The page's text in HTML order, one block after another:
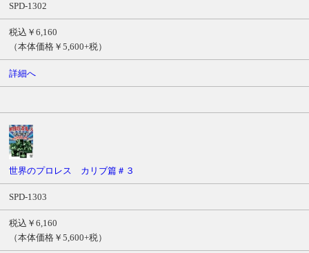
SPD-1302
税込￥6,160
（本体価格￥5,600+税）
詳細へ
世界のプロレス カリブ篇＃３
SPD-1303
税込￥6,160
（本体価格￥5,600+税）